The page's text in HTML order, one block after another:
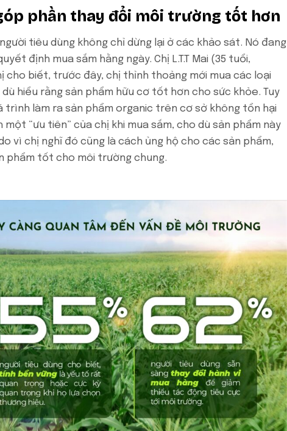
phần thay đổi môi trường tốt hơn
tiêu dùng không chỉ dừng lại ở các khảo sát. Nó đang
định mua sắm hằng ngày. Chị L.T.T Mai (35 tuổi,
cho biết, trước đây, chị thỉnh thoảng mới mua các loại
hiểu rằng sản phẩm hữu cơ tốt hơn cho sức khỏe. Tuy
trình làm ra sản phẩm organic trên cơ sở không tổn hại
“ưu tiên” của chị khi mua sắm, cho dù sản phẩm này
vì chị nghĩ đó cũng là cách ủng hộ cho các sản phẩm,
phẩm tốt cho môi trường chung.